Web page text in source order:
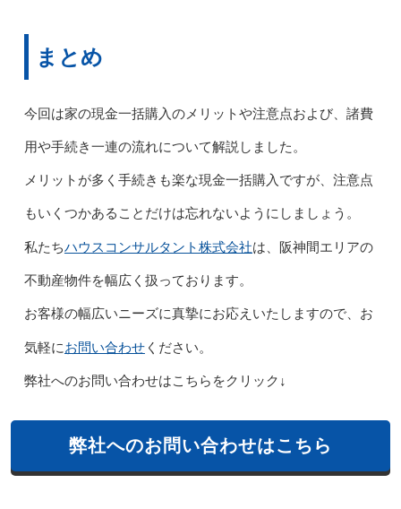
まとめ
今回は家の現金一括購入のメリットや注意点および、諸費
用や手続き一連の流れについて解説しました。
メリットが多く手続きも楽な現金一括購入ですが、注意点
もいくつかあることだけは忘れないようにしましょう。
私たちハウスコンサルタント株式会社は、阪神間エリアの
不動産物件を幅広く扱っております。
お客様の幅広いニーズに真摯にお応えいたしますので、お
気軽にお問い合わせください。
弊社へのお問い合わせはこちらをクリック↓
弊社へのお問い合わせはこちら